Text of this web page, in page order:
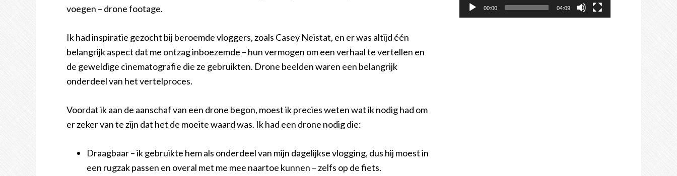
voegen – drone footage.
Ik had inspiratie gezocht bij beroemde vloggers, zoals Casey Neistat, en er was altijd één
belangrijk aspect dat me ontzag inboezemde – hun vermogen om een verhaal te vertellen en
de geweldige cinematografie die ze gebruikten. Drone beelden waren een belangrijk
onderdeel van het vertelproces.
Voordat ik aan de aanschaf van een drone begon, moest ik precies weten wat ik nodig had om
er zeker van te zijn dat het de moeite waard was. Ik had een drone nodig die:
Draagbaar – ik gebruikte hem als onderdeel van mijn dagelijkse vlogging, dus hij moest in
een rugzak passen en overal met me mee naartoe kunnen – zelfs op de fiets.
00:00 04:09